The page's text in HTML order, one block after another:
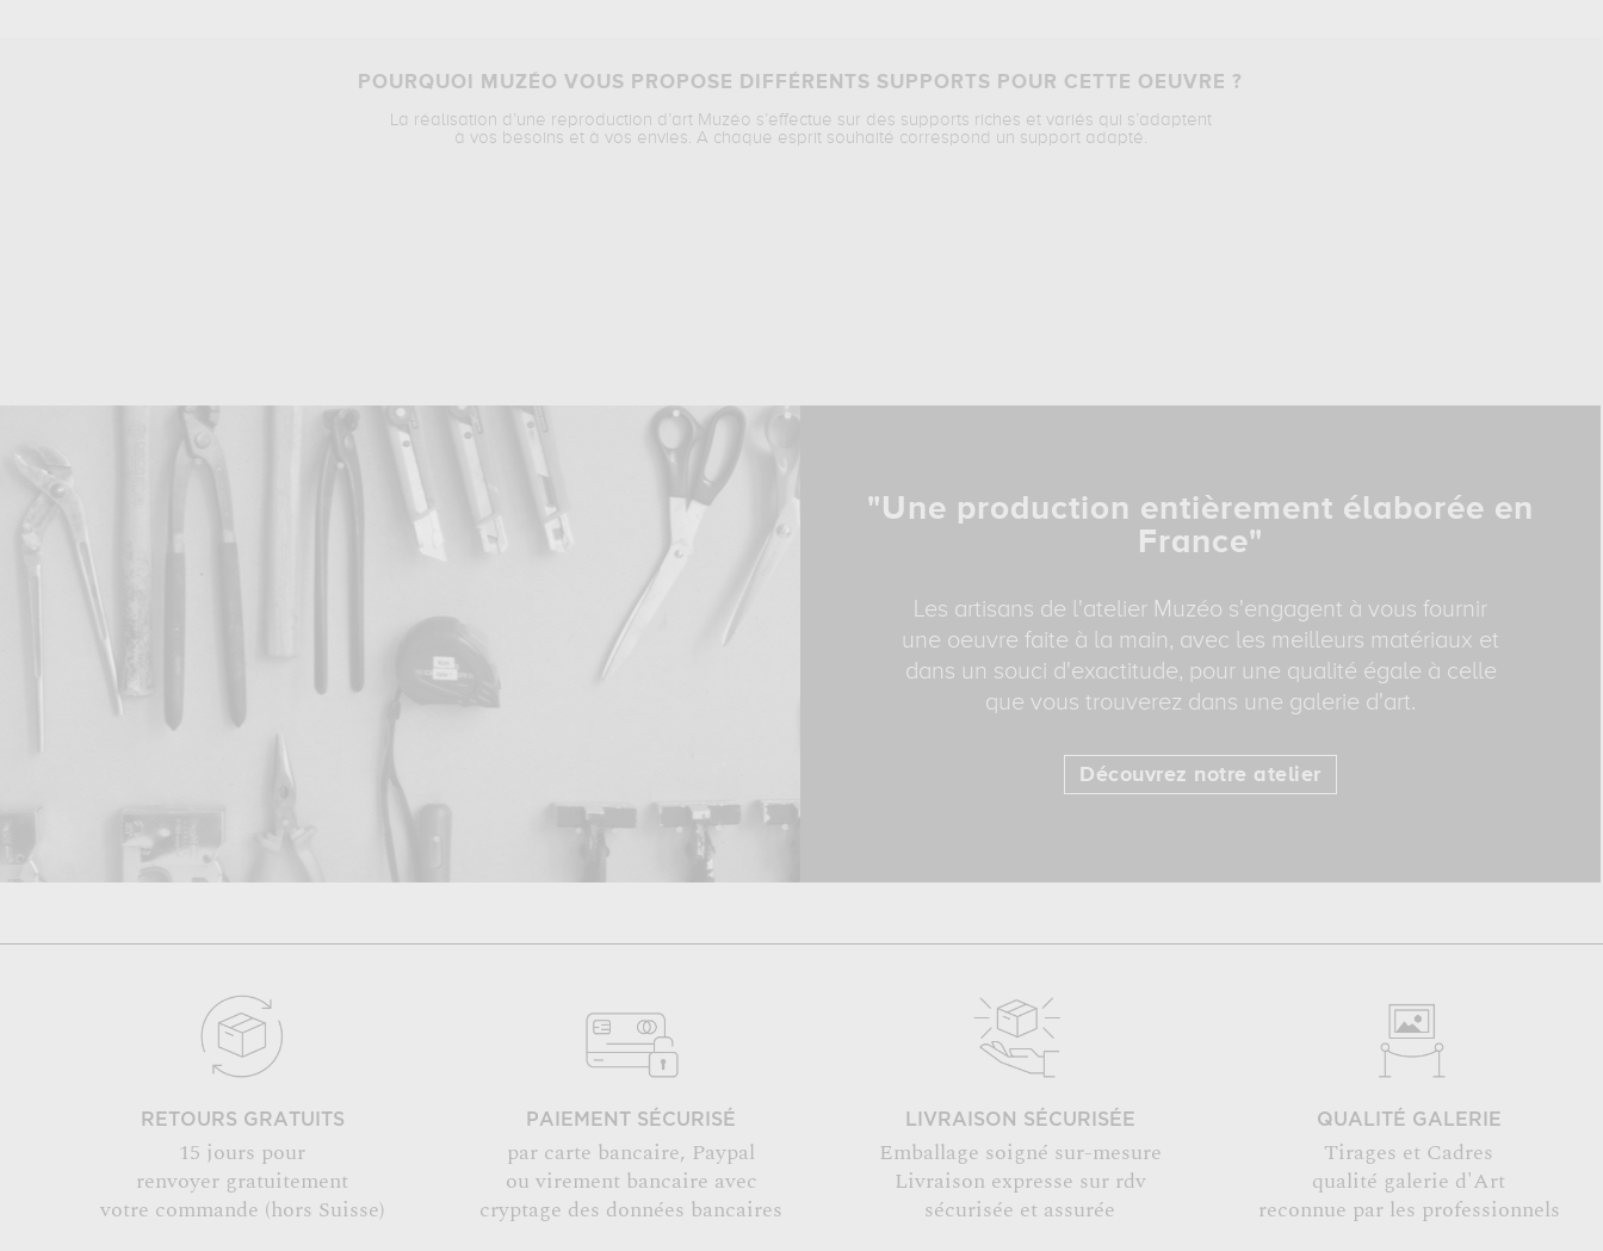
POURQUOI MUZÉO VOUS PROPOSE DIFFÉRENTS SUPPORTS POUR CETTE OEUVRE ?
La réalisation d’une reproduction d’art Muzéo s’effectue sur des supports riches et variés qui s’adaptent
à vos besoins et à vos envies. A chaque esprit souhaité correspond un support adapté.
"Une production entièrement élaborée en
France"
Les artisans de l'atelier Muzéo s'engagent à vous fournir
une oeuvre faite à la main, avec les meilleurs matériaux et
dans un souci d'exactitude, pour une qualité égale à celle
que vous trouverez dans une galerie d'art.
Découvrez notre atelier
RETOURS GRATUITS
15 jours pour
renvoyer gratuitement
votre commande (hors Suisse)
PAIEMENT SÉCURISÉ
par carte bancaire, Paypal
ou virement bancaire avec
cryptage des données bancaires
LIVRAISON SÉCURISÉE
Emballage soigné sur-mesure
Livraison expresse sur rdv
sécurisée et assurée
QUALITÉ GALERIE
Tirages et Cadres
qualité galerie d'Art
reconnue par les professionnels